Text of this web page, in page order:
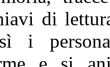
di
i